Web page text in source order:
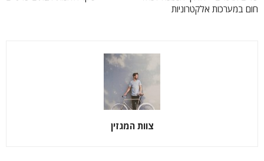
חום במערכות אלקטרוניות
צוות המגזין